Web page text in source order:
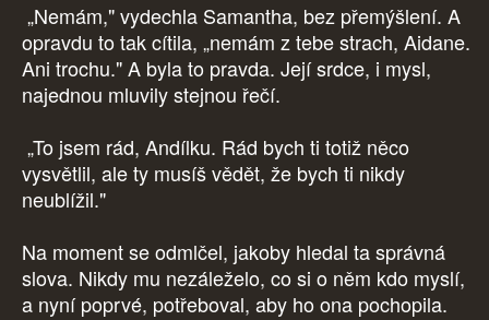
„Nemám," vydechla Samantha, bez přemýšlení. A
opravdu to tak cítila, „nemám z tebe strach, Aidane.
Ani trochu." A byla to pravda. Její srdce, i mysl,
najednou mluvily stejnou řečí.
„To jsem rád, Andílku. Rád bych ti totiž něco
vysvětlil, ale ty musíš vědět, že bych ti nikdy
neublížil."
Na moment se odmlčel, jakoby hledal ta správná
slova. Nikdy mu nezáleželo, co si o něm kdo myslí,
a nyní poprvé, potřeboval, aby ho ona pochopila.